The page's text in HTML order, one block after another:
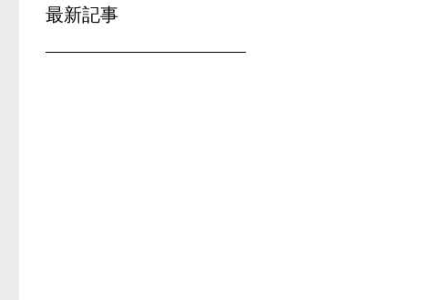
最新記事